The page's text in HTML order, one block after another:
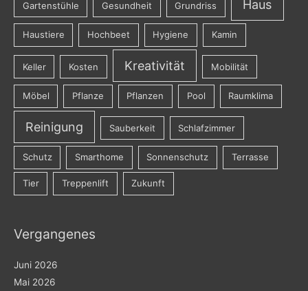
Gartenstühle Gesundheit Grundriss Haus
Haustiere Hochbeet Hygiene Kamin
Keller Kosten Kreativität Mobilität
Möbel Pflanze Pflanzen Pool Raumklima
Reinigung Sauberkeit Schlafzimmer
Schutz Smarthome Sonnenschutz Terrasse
Tier Treppenlift Zukunft
Vergangenes
Juni 2026
Mai 2026